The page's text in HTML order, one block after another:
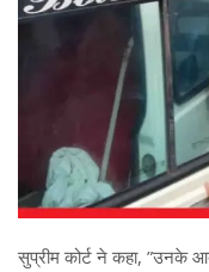
सुप्रीम कोर्ट ने कहा, ”उनके